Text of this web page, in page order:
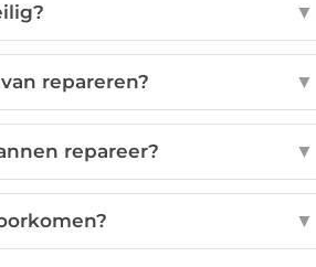
▼
repareren? ▼
repareer? ▼
▼